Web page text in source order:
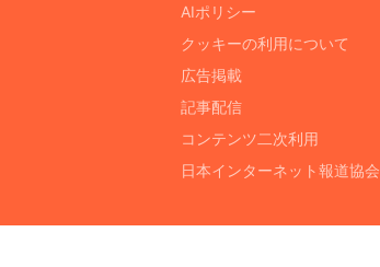
AIポリシー
クッキーの利用について
広告掲載
記事配信
コンテンツ二次利用
日本インターネット報道協会